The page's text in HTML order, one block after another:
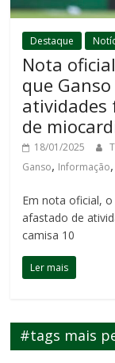
Destaque
Nota
que
atividades
de
18/01/2025
Ganso, Informação,
Em nota oficial,
afastado de
camisa 10
Ler mais
#tags mais